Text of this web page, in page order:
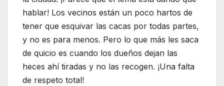
hablar! Los vecinos están un poco hartos de
tener que esquivar las cacas por todas partes,
y no es para menos. Pero lo que más les saca
de quicio es cuando los dueños dejan las
heces ahí tiradas y no las recogen. ¡Una falta
de respeto total!